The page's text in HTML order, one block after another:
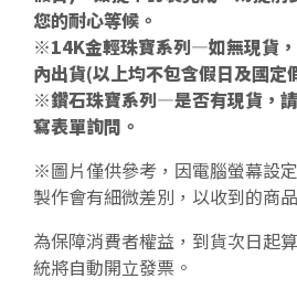
您的耐心等候。
※14K金輕珠寶系列—如無現貨
內出貨(以上均不包含假日及國定
※鑽石珠寶系列—是否有現貨，
寫表單詢問。
※圖片僅供參考，因電腦螢幕設
製作會有細微差別，以收到的商
為保障消費者權益，到貨次日起
統將自動開立發票。